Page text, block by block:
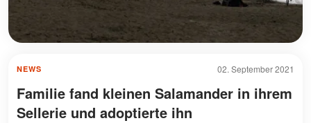
02. September 2021
NEWS
Familie fand kleinen Salamander in ihrem
Sellerie und adoptierte ihn